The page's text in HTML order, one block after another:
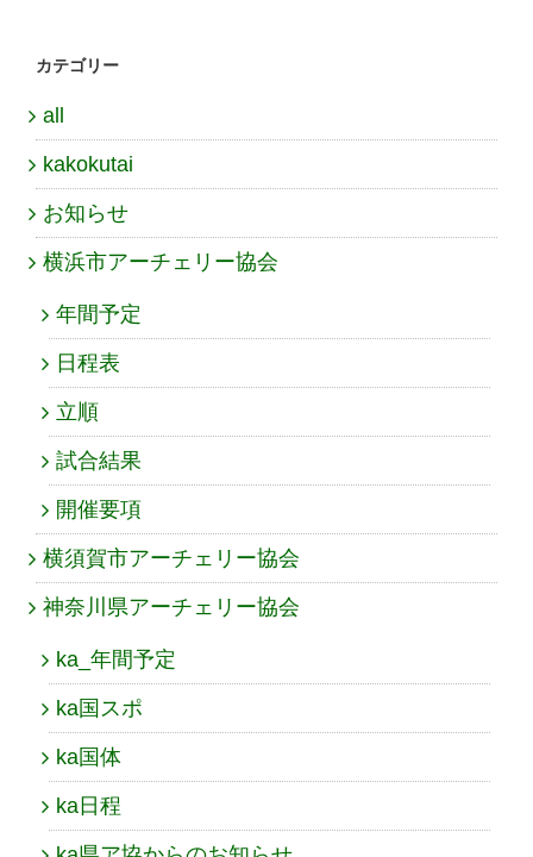
カテゴリー
all
kakokutai
お知らせ
横浜市アーチェリー協会
年間予定
日程表
立順
試合結果
開催要項
横須賀市アーチェリー協会
神奈川県アーチェリー協会
ka_年間予定
ka国スポ
ka国体
ka日程